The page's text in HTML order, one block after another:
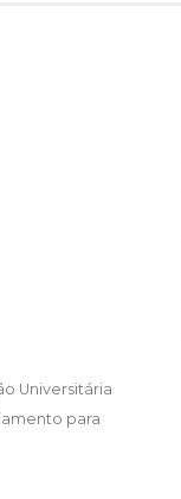
Universitária
para